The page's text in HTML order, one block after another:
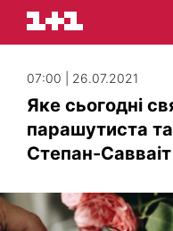
07:00 | 26.07.2021
Яке сьогодні
парашутиста та
Степан-Савваіт